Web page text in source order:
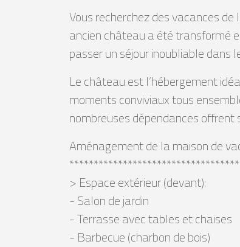
Vous recherchez des vacances
ancien château a été transformé
passer un séjour inoubliable dans
Le château est l’hébergement
moments conviviaux tous
nombreuses dépendances
Aménagement de la maison de
> Espace extérieur (devant):
- Salon de jardin
- Terrasse avec tables et chaises
- Barbecue (charbon de bois)